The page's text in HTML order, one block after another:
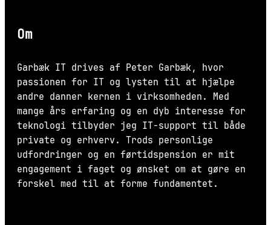
Om
Garbæk IT drives af Peter Garbæk, hvor
passionen for IT og lysten til at hjælpe
andre danner kernen i virksomheden. Med
mange års erfaring og en dyb interesse for
teknologi tilbyder jeg IT-support til både
private og erhverv. Trods personlige
udfordringer og en førtidspension er mit
engagement i faget og ønsket om at gøre en
forskel med til at forme fundamentet.